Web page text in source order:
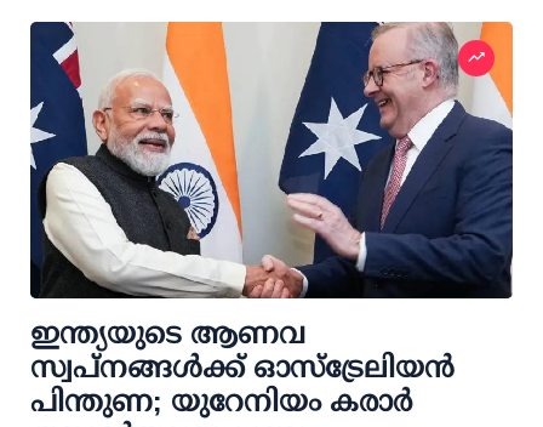
ഇന്ത്യയുടെ ആണവ
സ്വപ്നങ്ങൾക്ക് ഓസ്‌ട്രേലിയൻ
പിന്തുണ; യുറേനിയം കരാർ